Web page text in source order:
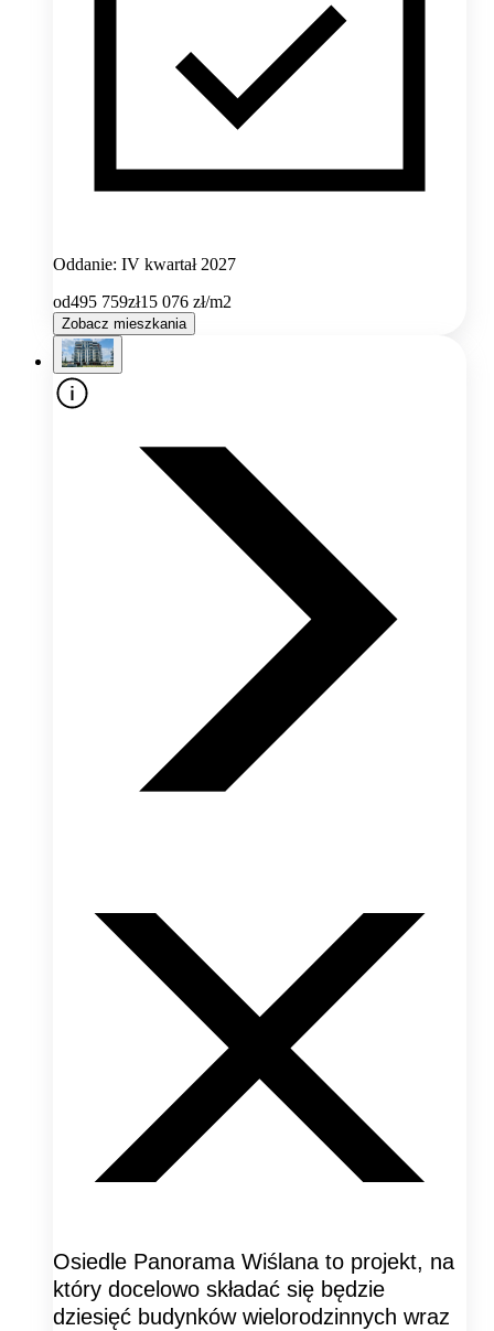
Oddanie: IV kwartał 2027
od495 759zł15 076 zł/m2
Zobacz mieszkania
Osiedle Panorama Wiślana to projekt, na
który docelowo składać się będzie
dziesięć budynków wielorodzinnych wraz